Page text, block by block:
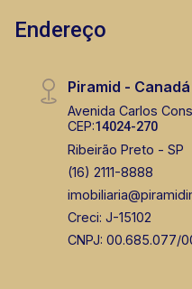
Endereço
Piramid - Canadá
Avenida Carlos
CEP:14024-270
Ribeirão Preto - SP
(16) 2111-8888
Creci: J-15102
CNPJ: 00.685.077/